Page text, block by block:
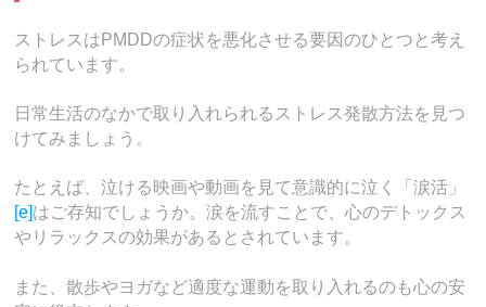
ストレスはPMDDの症状を悪化させる要因のひとつと考え
られています。
日常生活のなかで取り入れられるストレス発散方法を見つ
けてみましょう。
たとえば、泣ける映画や動画を見て意識的に泣く「涙活」
[e]はご存知でしょうか。涙を流すことで、心のデトックス
やリラックスの効果があるとされています。
また、散歩やヨガなど適度な運動を取り入れるのも心の安